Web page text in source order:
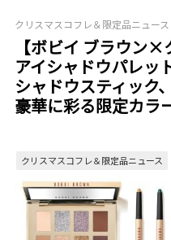
クリスマスコフレ＆限定品ニュース
【ボビイ ブラウン×
アイシャドウパレッ
シャドウスティック
豪華に彩る限定カラ
クリスマスコフレ＆限定品ニュース